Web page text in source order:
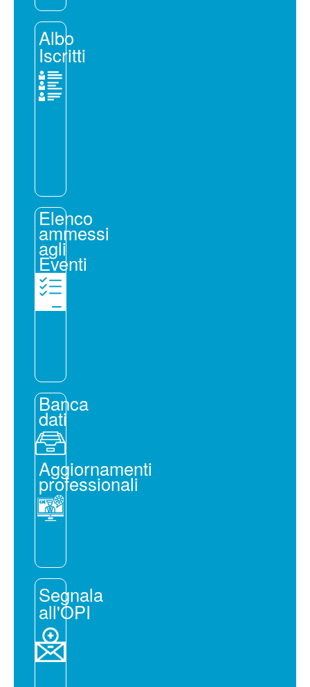
Albo
Iscritti
Elenco
ammessi
agli
Eventi
Banca
dati
Aggiornamenti
professionali
Segnala
all'OPI